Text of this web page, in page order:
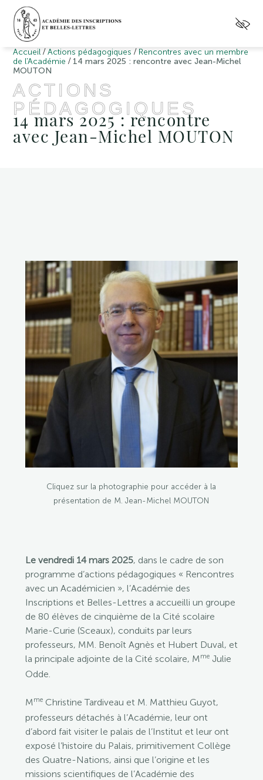
Accueil /Actions pédagogiques / Rencontres avec un membre
de l'Académie / 14 mars 2025 : rencontre avec Jean-Michel
MOUTON
ACTIONS
PÉDAGOGIQUES
14 mars 2025 : rencontre
avec Jean-Michel MOUTON
Le vendredi 14 mars 2025, dans le cadre de son
programme d’actions pédagogiques « Rencontres
avec un Académicien », l’Académie des
Inscriptions et Belles-Lettres a accueilli un groupe
de 80 élèves de cinquième de la Cité scolaire
Marie-Curie (Sceaux), conduits par leurs
professeurs, MM. Benoît Agnès et Hubert Duval, et
la principale adjointe de la Cité scolaire, M meJulie
Odde.
M meChristine Tardiveau et M. Matthieu Guyot,
professeurs détachés à l’Académie, leur ont
d’abord fait visiter le palais de l’Institut et leur ont
exposé l’histoire du Palais, primitivement Collège
des Quatre-Nations, ainsi que l’origine et les
missions scientifiques de l’Académie des
Cliquez sur la photographie pour accéder à la
présentation de M. Jean-Michel MOUTON